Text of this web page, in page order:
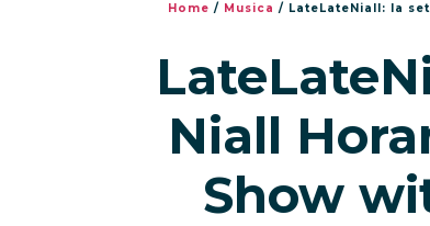
Home / Musica / LateLateNiall: la
Niall
Show